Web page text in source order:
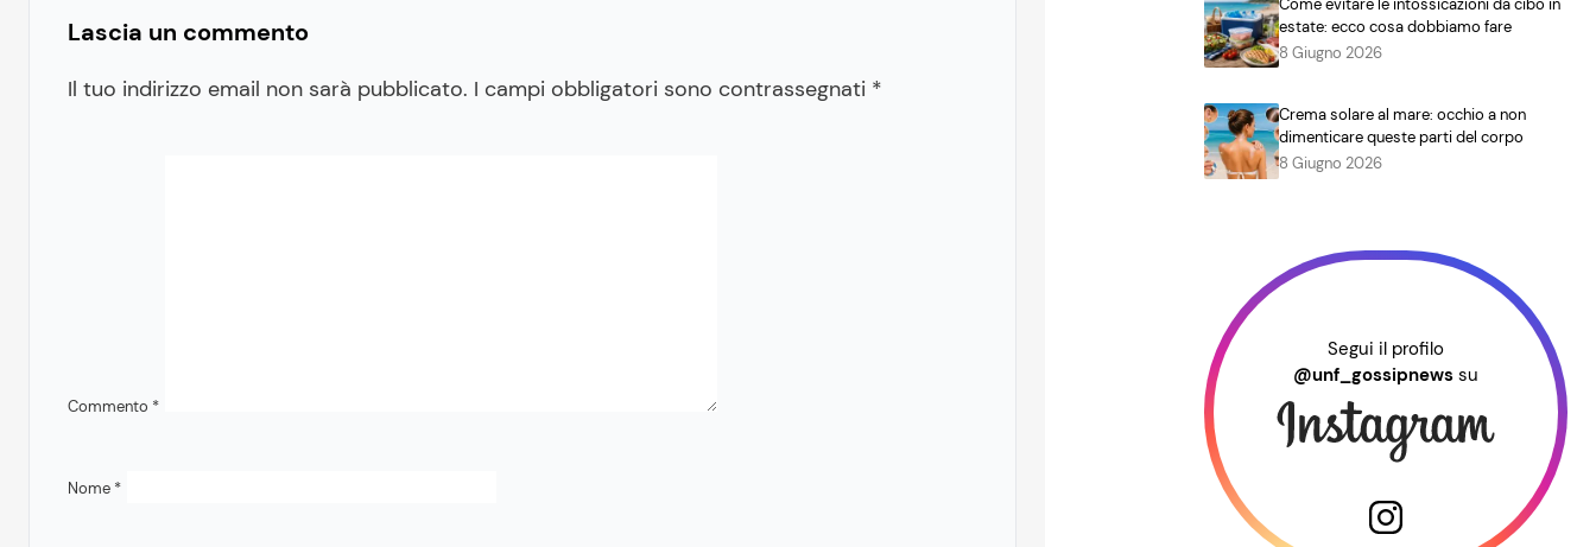
Lascia un commento
Il tuo indirizzo email non sarà pubblicato. I campi obbligatori sono contrassegnati *
Commento *
Nome *
estate: ecco cosa dobbiamo fare
8 Giugno 2026
Crema solare al mare: occhio a non
dimenticare queste parti del corpo
8 Giugno 2026
Segui il profilo
@unf_gossipnews su